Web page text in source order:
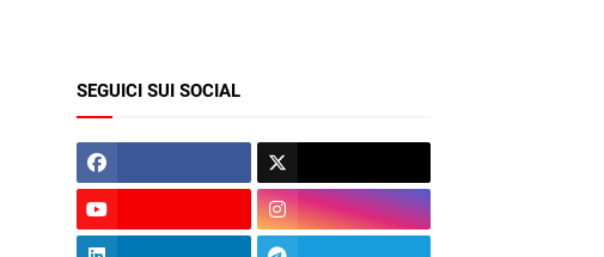
SEGUICI SUI SOCIAL